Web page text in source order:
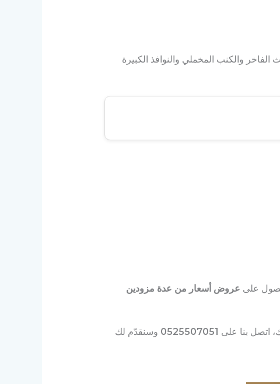
الفاخر والكنب المخملي والنوافذ الكبيرة
على عروض أسعار من عدة مزودين
اتصل بنا على 0525507051 وسنقدّم لك